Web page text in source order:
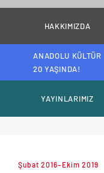
HAKKIMIZDA
ANADOLU KÜLTÜR
20 YAŞINDA!
YAYINLARIMIZ
Şubat 2016–Ekim 2019